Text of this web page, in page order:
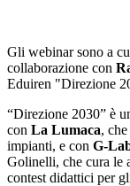
Gli webinar sono a
collaborazione con
Eduiren "Direzione
“Direzione 2030” è
con La Lumaca,
impianti, e con G-
Golinelli, che cura le
contest didattici per